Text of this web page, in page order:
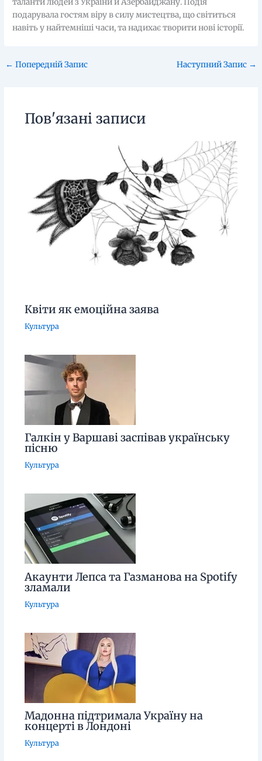
таланти людей з України й Азербайджану. Подія
подарувала гостям віру в силу мистецтва, що світиться
навіть у найтемніші часи, та надихає творити нові історії.
← Попередній Запис Наступний Запис →
Пов'язані записи
Квіти як емоційна заява
Культура
Галкін у Варшаві заспівав українську
пісню
Культура
Акаунти Лепса та Газманова на Spotify
зламали
Культура
Мадонна підтримала Україну на
концерті в Лондоні
Культура